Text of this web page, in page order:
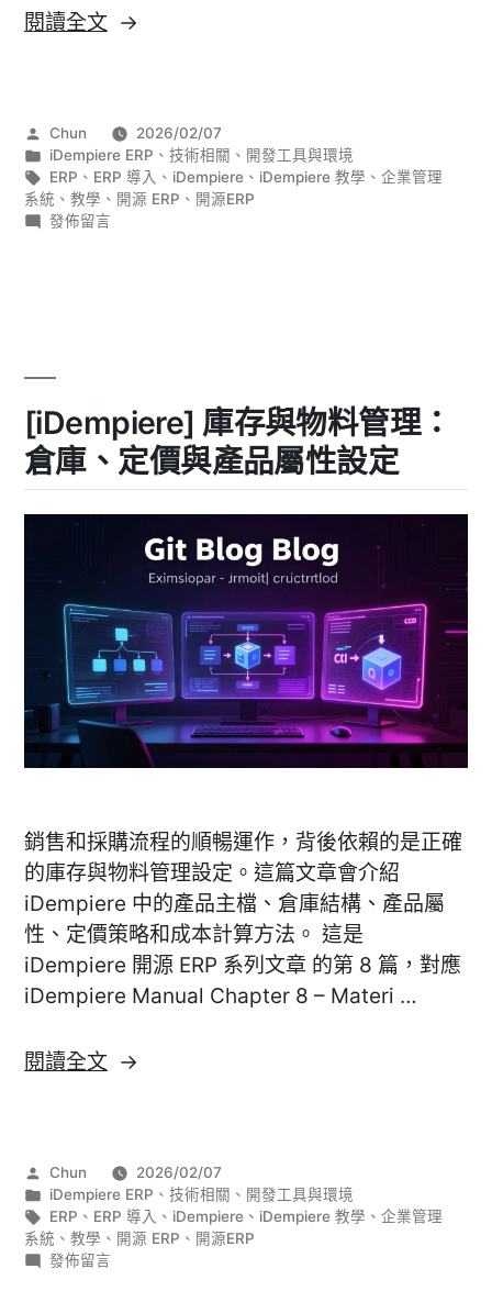
閱讀全文〈[iDempiere]
財
務
報
表：
計
的
哲
學
踐〉
作
者:
Chun
2026/02/07
分
類:
iDempiere ERP 、 技術相關 、 開發工具與環境
標
籤:
ERP 、 ERP 導入 、 iDempiere、 iDempiere 教學 、 企業管理
系統 、 教學 、 開源 ERP 、 開源ERP
在
報
文
件
驅
踐〉
發佈留言
[iDempiere] 庫存與物料管理：
倉庫、定價與產品屬性設定
銷售和採購流程的順暢運作，背後依賴的是正確
的庫存與物料管理設定。這篇文章會介紹
iDempiere 中的產品主檔、倉庫結構、產品屬
性、定價策略和成本計算方法。 這是
iDempiere 開源 ERP 系列文章 的第 8 篇，對應
iDempiere Manual Chapter 8 – Materi …
閱讀全文〈[iDempiere]
物
料
管
理：
作
者:
Chun
2026/02/07
分
類:
iDempiere ERP 、 技術相關 、 開發工具與環境
標
籤:
ERP 、 ERP 導入 、 iDempiere、 iDempiere 教學 、 企業管理
系統 、 教學 、 開源 ERP 、 開源ERP
在
發佈留言